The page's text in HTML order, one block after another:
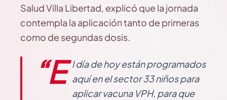
Salud Villa Libertad, explicó que la jornada
contempla la aplicación tanto de primeras
como de segundas dosis.
“E l día de hoy están programados
aquí en el sector 33 niños para
aplicar vacuna VPH, para que